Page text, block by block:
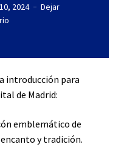
2024
Dejar
introducción para
de Madrid:
emblemático de
encanto y tradición.